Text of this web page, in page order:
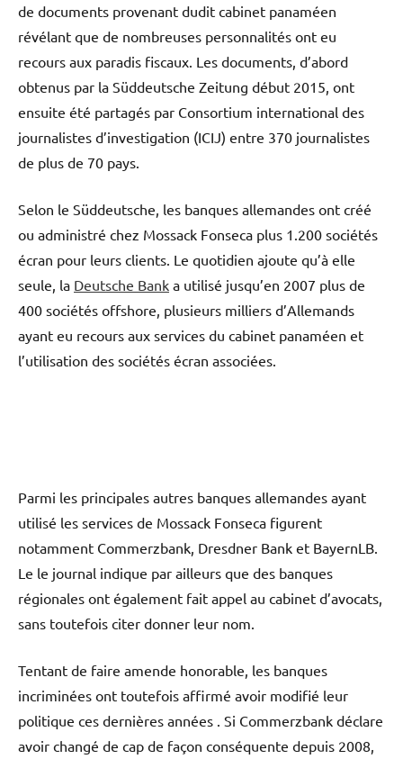
de documents provenant dudit cabinet panaméen
révélant que de nombreuses personnalités ont eu
recours aux paradis fiscaux. Les documents, d’abord
obtenus par la Süddeutsche Zeitung début 2015, ont
ensuite été partagés par Consortium international des
journalistes d’investigation (ICIJ) entre 370 journalistes
de plus de 70 pays.
Selon le Süddeutsche, les banques allemandes ont créé
ou administré chez Mossack Fonseca plus 1.200 sociétés
écran pour leurs clients. Le quotidien ajoute qu’à elle
seule, la Deutsche Bank a utilisé jusqu’en 2007 plus de
400 sociétés offshore, plusieurs milliers d’Allemands
ayant eu recours aux services du cabinet panaméen et
l’utilisation des sociétés écran associées.
Parmi les principales autres banques allemandes ayant
utilisé les services de Mossack Fonseca figurent
notamment Commerzbank, Dresdner Bank et BayernLB.
Le le journal indique par ailleurs que des banques
régionales ont également fait appel au cabinet d’avocats,
sans toutefois citer donner leur nom.
Tentant de faire amende honorable, les banques
incriminées ont toutefois affirmé avoir modifié leur
politique ces dernières années . Si Commerzbank déclare
avoir changé de cap de façon conséquente depuis 2008,